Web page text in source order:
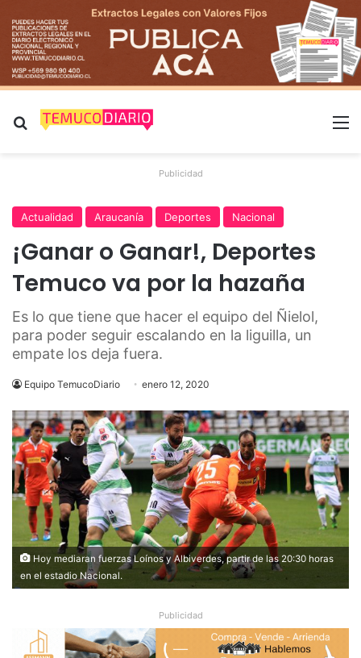
Buscar por
Publicidad
Actualidad Araucanía Deportes Nacional
¡Ganar o Ganar!, Deportes
Temuco va por la hazaña
Es lo que tiene que hacer el equipo del Ñielol,
para poder seguir escalando en la liguilla, un
empate los deja fuera.
Equipo TemucoDiario enero 12, 2020
Hoy mediaran fuerzas Loínos y Albiverdes, partir de las 20:30 horas
en el estadio Nacional.
Publicidad